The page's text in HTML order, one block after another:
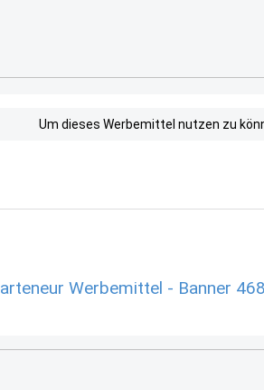
Um dieses Werbemittel nutzen zu
arteneur Werbemittel - Banner